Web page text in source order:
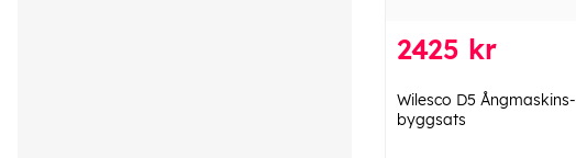
2425 kr
Wilesco D5 Ångmaskins-
byggsats